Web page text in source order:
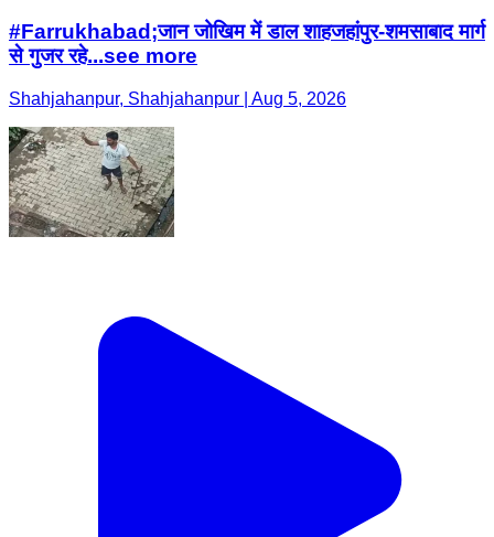
#Farrukhabad;जान जोखिम में डाल शाहजहांपुर-शमसाबाद मार्ग
से गुजर रहे...see more
Shahjahanpur, Shahjahanpur | Aug 5, 2026